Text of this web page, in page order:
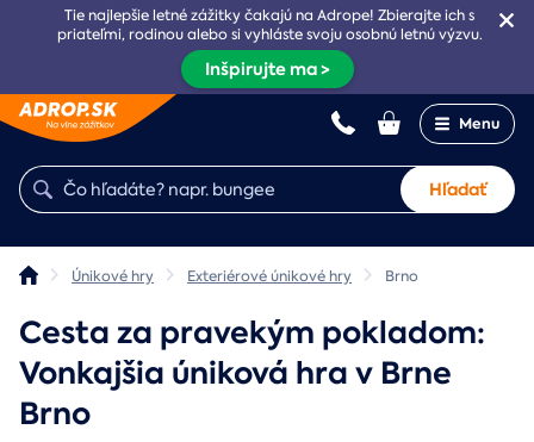
Tie najlepšie letné zážitky čakajú na Adrope! Zbierajte ich s
priateľmi, rodinou alebo si vyhláste svoju osobnú letnú výzvu.
Inšpirujte ma >
Menu
Hľadať
Únikové hry Exteriérové únikové hry Brno
Cesta za pravekým pokladom:
Vonkajšia úniková hra v Brne
Brno